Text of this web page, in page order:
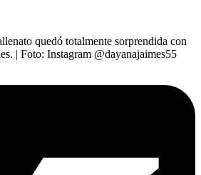
quedó totalmente sorprendida con
| Foto: Instagram @dayanajaimes55